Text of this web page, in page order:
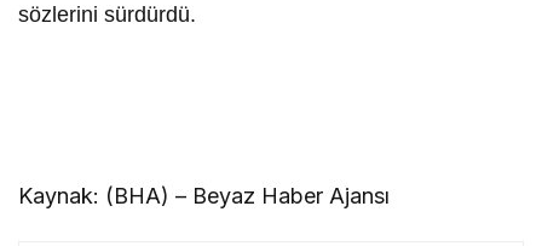
sözlerini sürdürdü.
Kaynak: (BHA) – Beyaz Haber Ajansı